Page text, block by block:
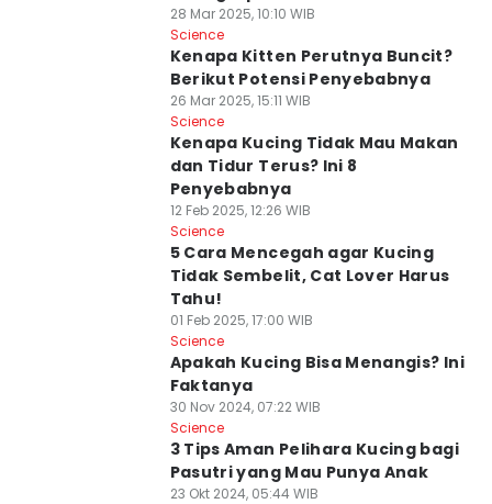
28 Mar 2025, 10:10 WIB
Science
Kenapa Kitten Perutnya Buncit?
Berikut Potensi Penyebabnya
26 Mar 2025, 15:11 WIB
Science
Kenapa Kucing Tidak Mau Makan
dan Tidur Terus? Ini 8
Penyebabnya
12 Feb 2025, 12:26 WIB
Science
5 Cara Mencegah agar Kucing
Tidak Sembelit, Cat Lover Harus
Tahu!
01 Feb 2025, 17:00 WIB
Science
Apakah Kucing Bisa Menangis? Ini
Faktanya
30 Nov 2024, 07:22 WIB
Science
3 Tips Aman Pelihara Kucing bagi
Pasutri yang Mau Punya Anak
23 Okt 2024, 05:44 WIB